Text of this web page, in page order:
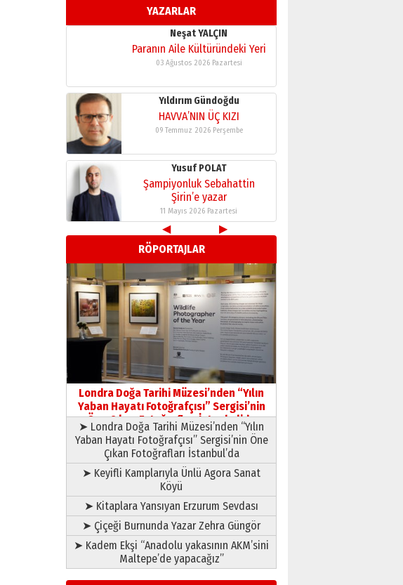
YAZARLAR
11 Mayıs 2026 Pazartesi
Neşat YALÇIN
Paranın Aile Kültüründeki Yeri
03 Ağustos 2026 Pazartesi
Yıldırım Gündoğdu
HAVVA’NIN ÜÇ KIZI
09 Temmuz 2026 Perşembe
Yusuf POLAT
Şampiyonluk Sebahattin
Şirin’e yazar
11 Mayıs 2026 Pazartesi
Neşat YALÇIN
Paranın Aile Kültüründeki Yeri
03 Ağustos 2026 Pazartesi
Yıldırım Gündoğdu
HAVVA’NIN ÜÇ KIZI
09 Temmuz 2026 Perşembe
Yusuf POLAT
Şampiyonluk Sebahattin
Şirin’e yazar
11 Mayıs 2026 Pazartesi
◀
▶
RÖPORTAJLAR
Londra Doğa Tarihi Müzesi’nden “Yılın
Yaban Hayatı Fotoğrafçısı” Sergisi’nin
Öne Çıkan Fotoğrafları İstanbul’da
➤ Londra Doğa Tarihi Müzesi’nden “Yılın
Yaban Hayatı Fotoğrafçısı” Sergisi’nin Öne
Çıkan Fotoğrafları İstanbul’da
➤ Keyifli Kamplarıyla Ünlü Agora Sanat
Köyü
➤ Kitaplara Yansıyan Erzurum Sevdası
➤ Çiçeği Burnunda Yazar Zehra Güngör
➤ Kadem Ekşi “Anadolu yakasının AKM’sini
Maltepe’de yapacağız”